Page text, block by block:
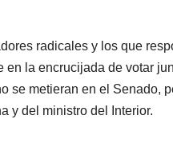
radicales y los que
la encrucijada de votar
se metieran en el Senado,
y del ministro del Interior.